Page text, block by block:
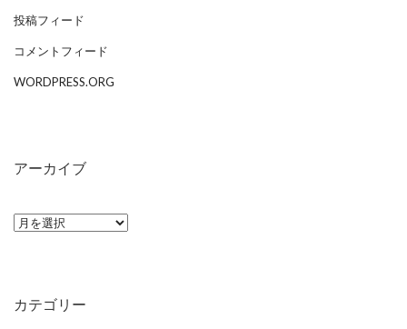
投稿フィード
コメントフィード
WORDPRESS.ORG
アーカイブ
ア
ブ
カテゴリー